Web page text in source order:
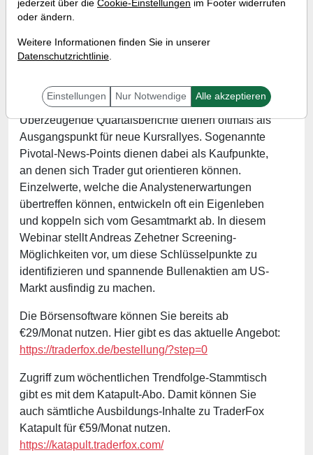
News-Points!
Wann:Mittwoch, 11. Mai 2022 von 17 bis 18 Uhr
Die Berichtsaison läuft nun wieder auf Hochtouren.
Überzeugende Quartalsberichte dienen oftmals als
Ausgangspunkt für neue Kursrallyes. Sogenannte
Pivotal-News-Points dienen dabei als Kaufpunkte,
an denen sich Trader gut orientieren können.
Einzelwerte, welche die Analystenerwartungen
übertreffen können, entwickeln oft ein Eigenleben
und koppeln sich vom Gesamtmarkt ab. In diesem
Webinar stellt Andreas Zehetner Screening-
Möglichkeiten vor, um diese Schlüsselpunkte zu
identifizieren und spannende Bullenaktien am US-
Markt ausfindig zu machen.
Die Börsensoftware können Sie bereits ab
€29/Monat nutzen. Hier gibt es das aktuelle Angebot:
https://traderfox.de/bestellung/?step=0
Zugriff zum wöchentlichen Trendfolge-Stammtisch
gibt es mit dem Katapult-Abo. Damit können Sie
auch sämtliche Ausbildungs-Inhalte zu TraderFox
Katapult für €59/Monat nutzen.
https://katapult.traderfox.com/
jederzeit über die Cookie-Einstellungen im Footer widerrufen
oder ändern.
Weitere Informationen finden Sie in unserer
Datenschutzrichtlinie.
Einstellungen Nur Notwendige Alle akzeptieren